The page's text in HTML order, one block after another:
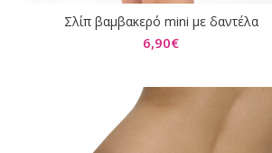
ΕΠΙΛΟΓΉ
Σλίπ βαμβακερό mini με δαντέλα
6,90€